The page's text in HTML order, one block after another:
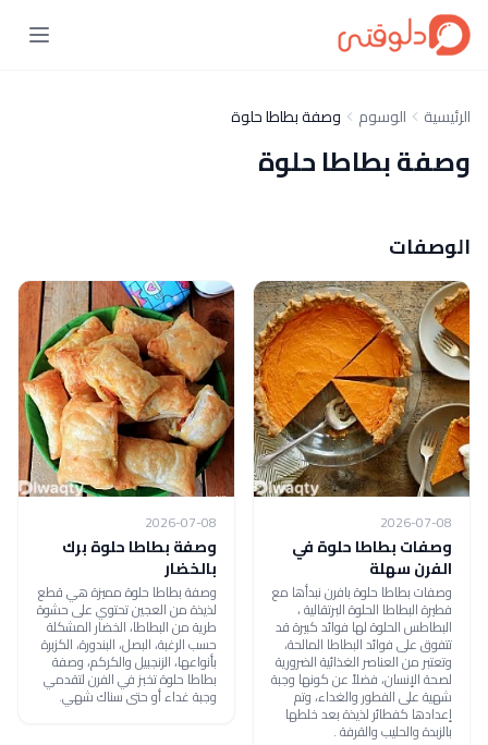
الرئيسية الوسوم وصفة بطاطا حلوة
وصفة بطاطا حلوة
الوصفات
2026-07-08
وصفات بطاطا حلوة في
الفرن سهلة
وصفات بطاطا حلوة بافرن نبدأها مع
فطيرة البطاطا الحلوة البرتقالية ،
البطاطس الحلوة لها فوائد كبيرة قد
تتفوق على فوائد البطاطا المالحة،
وتعتبر من العناصر الغذائية الضرورية
لصحة الإنسان، فضلاً عن كونها وجبة
شهية على الفطور والغداء، وتم
إعدادها كفطائر لذيذة بعد خلطها
بالزبدة والحليب والقرفة .
2026-07-08
وصفة بطاطا حلوة برك
بالخضار
وصفة بطاطا حلوة مميزة هي قطع
لذيذة من العجين تحتوي على حشوة
طرية من البطاطا، الخضار المشكلة
حسب الرغبة، البصل، البندورة، الكزبرة
بأنواعها، الزنجبيل والكركم، وصفة
بطاطا حلوة تخبز في الفرن لتقدمي
وجبة غداء أو حتى سناك شهي.